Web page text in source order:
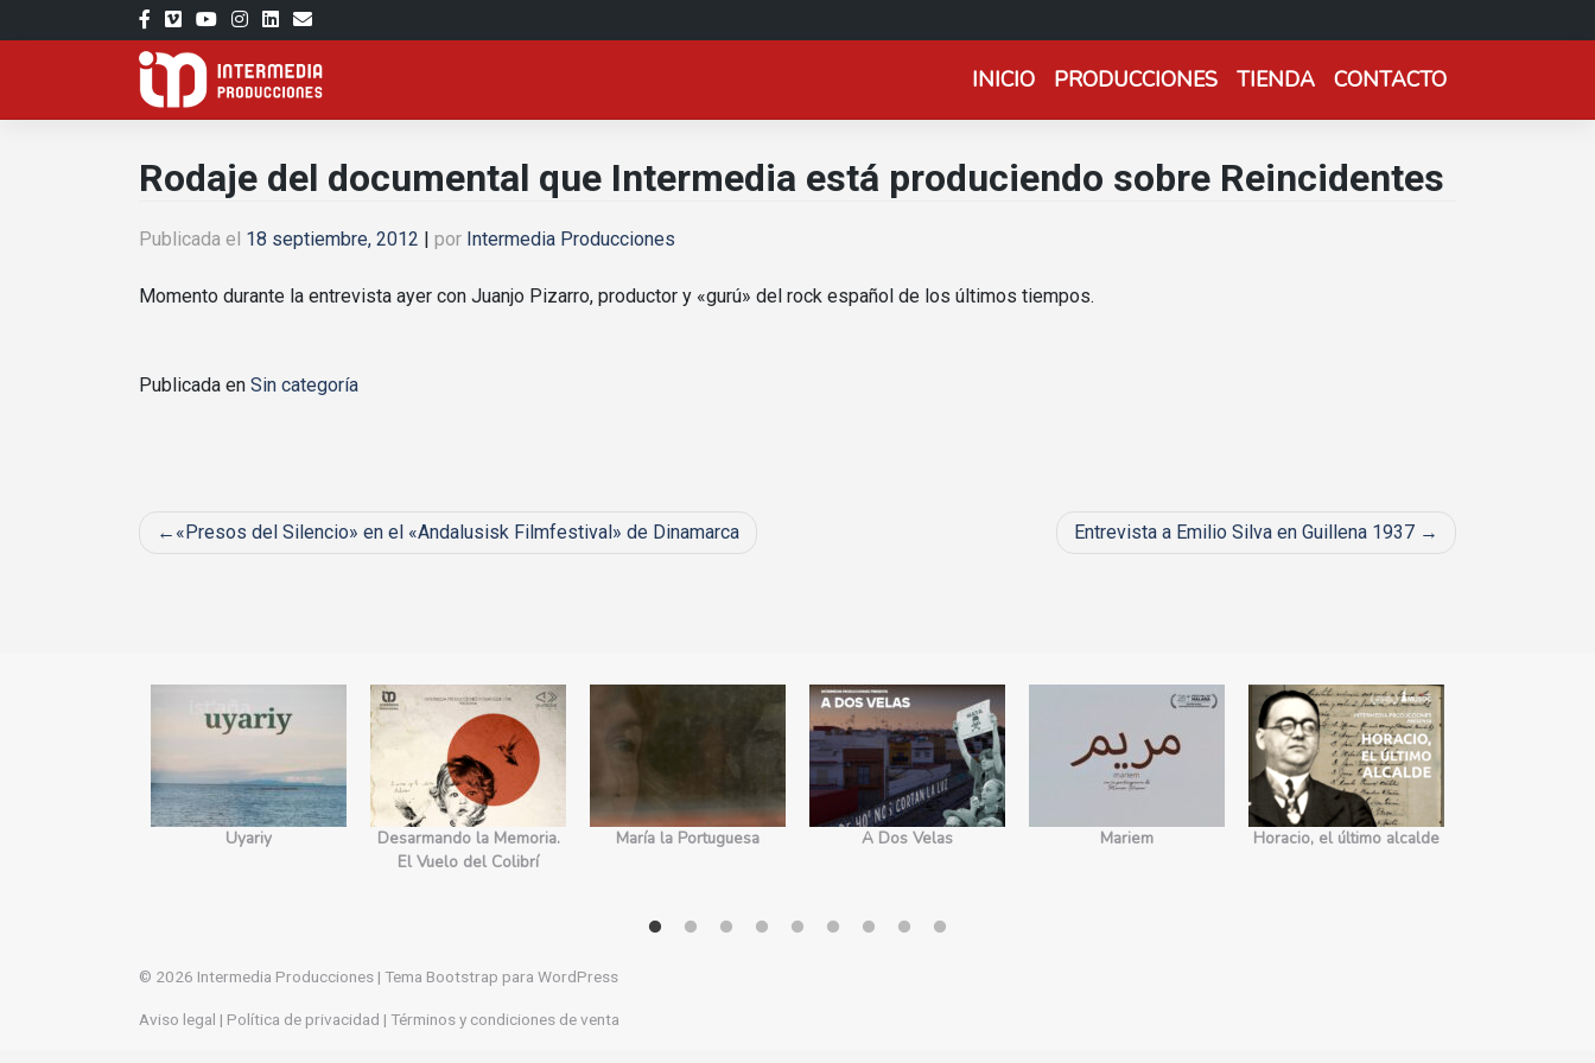
al
INICIO PRODUCCIONES TIENDA CONTACTO
Rodaje del documental que Intermedia está produciendo sobre Reincidentes
Publicada el 18 septiembre, 2012 | por Intermedia Producciones
Momento durante la entrevista ayer con Juanjo Pizarro, productor y «gurú» del rock español de los últimos tiempos.
Publicada en Sin categoría
Navegación
«Presos del Silencio» en el «Andalusisk Filmfestival» de Dinamarca Entrevista a Emilio Silva en Guillena 1937
Uyariy
Desarmando la Memoria.
El Vuelo del Colibrí
María la Portuguesa A Dos Velas Mariem Horacio, el último alcalde
© 2026 Intermedia Producciones | Tema Bootstrap para WordPress
Aviso legal | Política de privacidad | Términos y condiciones de venta